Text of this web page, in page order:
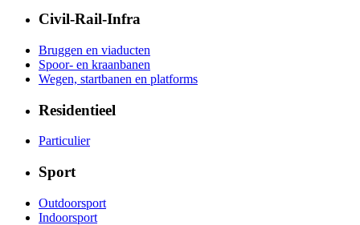
Civil-Rail-Infra
Bruggen en viaducten
Spoor- en kraanbanen
Wegen, startbanen en platforms
Residentieel
Particulier
Sport
Outdoorsport
Indoorsport